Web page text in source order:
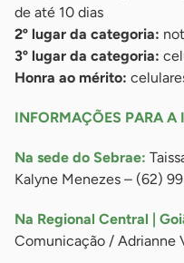
de até 10 dias
2º lugar da categoria:
3º lugar da categoria:
Honra ao mérito:
INFORMAÇÕES PARA A
Na sede do Sebrae:
Kalyne Menezes – (62)
Na Regional Central |
Comunicação / Adrianne